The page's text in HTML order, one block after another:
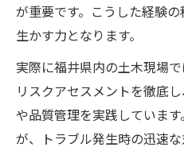
が重要です。こうした経験
生かす力となります。
実際に福井県内の土木現場
リスクアセスメントを徹底
や品質管理を実践していま
が、トラブル発生時の迅速